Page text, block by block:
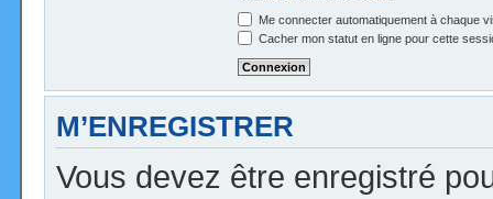
Me connecter automatiquement à chaque
Cacher mon statut en ligne pour cette
M’ENREGISTRER
Vous devez être enregistré